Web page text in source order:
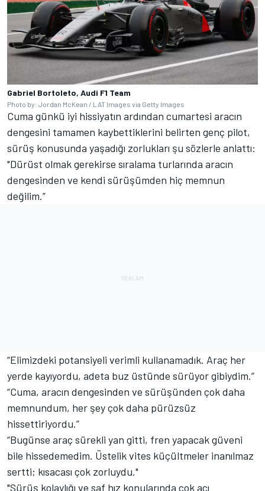
Gabriel Bortoleto, Audi F1 Team
Photo by: Jordan McKean / LAT Images via Getty Images
Cuma günkü iyi hissiyatın ardından cumartesi aracın
dengesini tamamen kaybettiklerini belirten genç pilot,
sürüş konusunda yaşadığı zorlukları şu sözlerle anlattı:
"Dürüst olmak gerekirse sıralama turlarında aracın
dengesinden ve kendi sürüşümden hiç memnun
değilim.”
“Elimizdeki potansiyeli verimli kullanamadık. Araç her
yerde kayıyordu, adeta buz üstünde sürüyor gibiydim.”
“Cuma, aracın dengesinden ve sürüşünden çok daha
memnundum, her şey çok daha pürüzsüz
hissettiriyordu.”
“Bugünse araç sürekli yan gitti, fren yapacak güveni
bile hissedemedim. Üstelik vites küçültmeler inanılmaz
sertti; kısacası çok zorluydu."
"Sürüş kolaylığı ve saf hız konularında çok acı